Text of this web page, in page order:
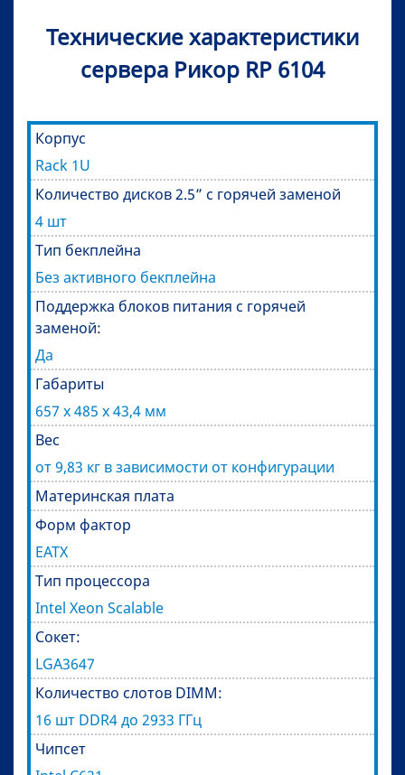
Технические характеристики
сервера Рикор RP 6104
Корпус
Rack 1U
Количество дисков 2.5” с горячей заменой
4 шт
Тип бекплейна
Без активного бекплейна
Поддержка блоков питания с горячей
заменой:
Да
Габариты
657 x 485 x 43,4 мм
Вес
от 9,83 кг в зависимости от конфигурации
Материнская плата
Форм фактор
EATX
Тип процессора
Intel Xeon Scalable
Сокет:
LGA3647
Количество слотов DIMM:
16 шт DDR4 до 2933 ГГц
Чипсет